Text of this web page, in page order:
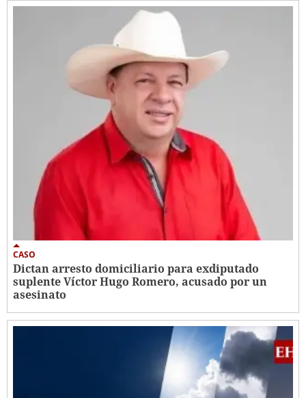
CASO
Dictan arresto domiciliario para exdiputado
suplente Víctor Hugo Romero, acusado por un
asesinato